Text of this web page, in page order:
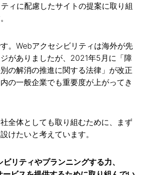
ィに配慮したサイトの提案に取り組
。Webアクセシビリティは海外が先
がありましたが、2021年5月に「障
の解消の推進に関する法律」が改正
の一般企業でも重要度が上がってき
全体としても取り組むために、まず
けたいと考えています。
リティやプランニングする力、